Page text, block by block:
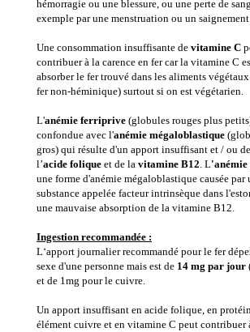
hémorragie ou une blessure, ou une perte de
exemple par une menstruation ou un
Une consommation insuffisante de vitamine C
contribuer à la carence en fer car la vitamine C
absorber le fer trouvé dans les aliments
fer non-héminique) surtout si on est végétarien.
L'anémie ferriprive (globules rouges plus
confondue avec l'anémie mégaloblastique
gros) qui résulte d'un apport insuffisant et / ou
l’acide folique et de la vitamine B12. L'anémie
une forme d'anémie mégaloblastique causée par
substance appelée facteur intrinsèque dans
une mauvaise absorption de la vitamine B12.
Ingestion recommandée :
L‘apport journalier recommandé pour le fer
sexe d'une personne mais est de 14 mg par jour
et de 1mg pour le cuivre.
Un apport insuffisant en acide folique, en
élément cuivre et en vitamine C peut contribuer